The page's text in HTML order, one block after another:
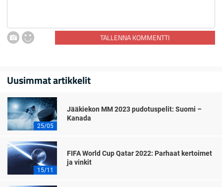
TALLENNA KOMMENTTI
Uusimmat artikkelit
25/05
Jääkiekon MM 2023 pudotuspelit: Suomi –
Kanada
15/11
FIFA World Cup Qatar 2022: Parhaat kertoimet
ja vinkit